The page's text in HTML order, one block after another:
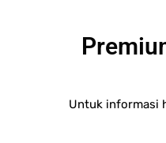
Untuk informasi